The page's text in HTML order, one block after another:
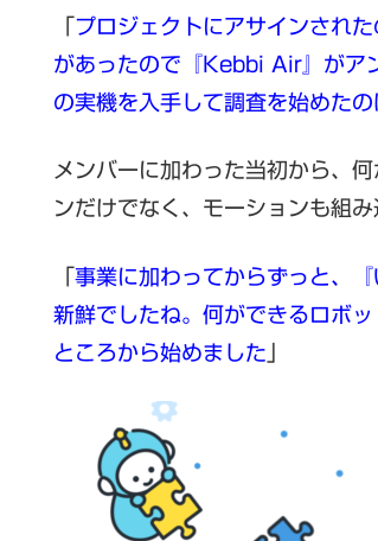
プロジェクトにアサインされ
があったので『Kebbi Air』がア
の実機を入手して調査を始めた
メンバーに加わった当初から、
ンだけでなく、モーションも組
事業に加わってからずっと、
新鮮でしたね。何ができるロボ
ところから始めました